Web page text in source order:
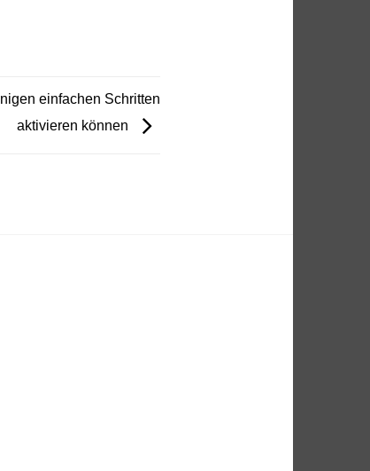
einfachen Schritten
aktivieren können